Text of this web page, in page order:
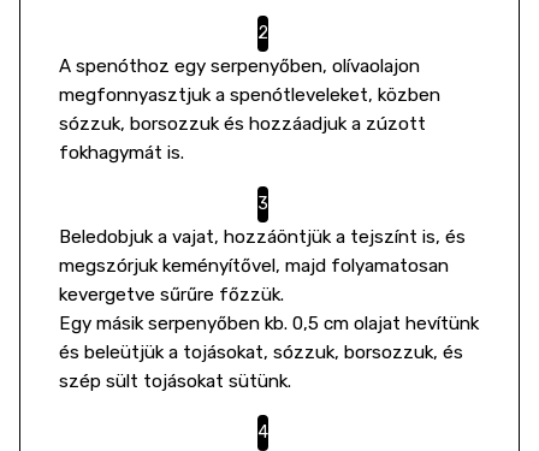
A spenóthoz egy serpenyőben, olívaolajon
megfonnyasztjuk a spenótleveleket, közben
sózzuk, borsozzuk és hozzáadjuk a zúzott
fokhagymát is.
Beledobjuk a vajat, hozzáöntjük a tejszínt is, és
megszórjuk keményítővel, majd folyamatosan
kevergetve sűrűre főzzük.
Egy másik serpenyőben kb. 0,5 cm olajat hevítünk
és beleütjük a tojásokat, sózzuk, borsozzuk, és
szép sült tojásokat sütünk.